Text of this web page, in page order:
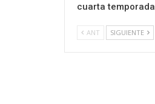
cuarta temporada
ANT SIGUIENTE